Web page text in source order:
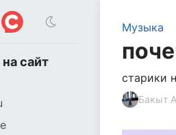
сайт
Музыка
старики
Бакыт